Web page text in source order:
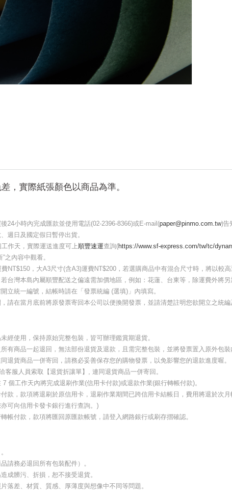
，實際紙張顏色以商品為準。
24小時內完成匯款並使用電話(02-2396-8366)或E-mail(paper@pinmo.com.tw)告
週日及國定假日暫停出貨。
作天，實際運送進度可上順豐速運查詢(https://www.sf-express.com/tw/tc/
之內容中觀看。
NT$150，大A3尺寸(含A3)運費NT$200，若選購商品中有混合尺寸時，將以較高
台灣本島內屬順豐配送之偏遠需加價地區，例如：花蓮、台東等，除運費外將另
立統一編號，結帳時請在「發票統編 (選填)」內填寫。
請在當月底前將原發票寄回本公司以便換開發票，並請清楚註明您欲開立之統編
經使用，保持原始完整包裝，皆可辦理鑑賞期退貨。
有商品一起退回，無法部份退貨及退款，且需完整包裝，並將發票置入原外包裝
退貨商品一併寄回，請務必妥善保存您的購物發票，以免影響您的退款進度喔。
客服人員索取【退貨折讓單】, 連同退貨商品一併寄回。
個工作天內將完成退刷作業(信用卡付款)或退款作業(銀行轉帳付款)。
款，款項將退刷於原信用卡，退刷作業期間已跨信用卡結帳日，費用將退於次
可向信用卡發卡銀行進行查詢。)
帳付款，款項將匯回原匯款帳號，請登入網路銀行或刷存摺確認。
請務必退回所有包裝配件）。
成髒污、折損，恕不接受退貨。
落差、材質、質感、厚薄度與想像中不同等問題。